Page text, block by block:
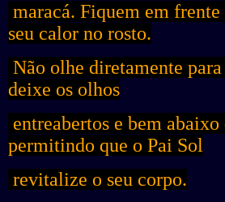
maracá. Fiquem em frente
seu calor no rosto.
Não olhe diretamente
deixe os olhos
entreabertos e bem abaixo
permitindo que o Pai Sol
revitalize o seu corpo.